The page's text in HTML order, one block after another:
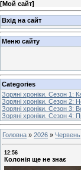
[Мой сайт]
Вхід на сайт
Меню сайту
Categories
Зоряні хроніки. Сезон 1:
Зоряні хроніки. Сезон 2:
Зоряні хроніки. Сезон 3:
Зоряні хроніки. Сезон 4:
Головна » 2026 » Червень
12:56
Колонія ще не знає